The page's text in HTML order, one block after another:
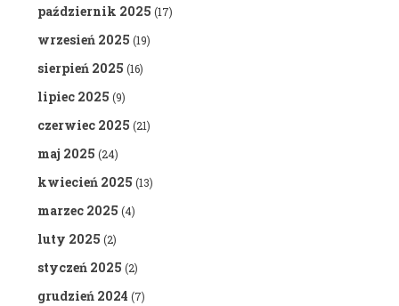
październik 2025 (17)
wrzesień 2025 (19)
sierpień 2025 (16)
lipiec 2025 (9)
czerwiec 2025 (21)
maj 2025 (24)
kwiecień 2025 (13)
marzec 2025 (4)
luty 2025 (2)
styczeń 2025 (2)
grudzień 2024 (7)